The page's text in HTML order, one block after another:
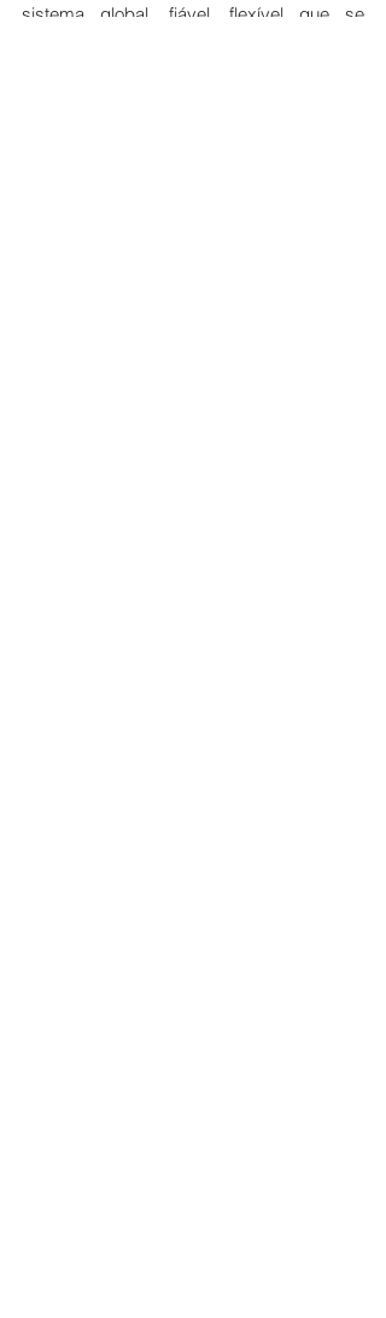
sistema global, fiável, flexível que se